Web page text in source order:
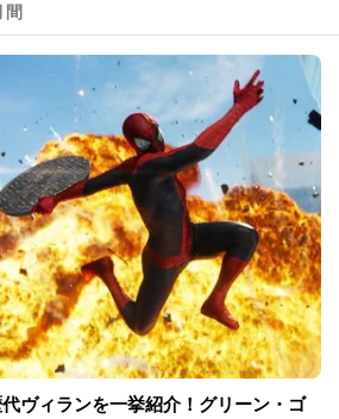
間
代ヴィランを一挙紹介！グリーン・ゴ